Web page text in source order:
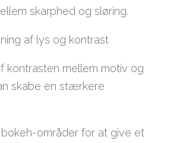
skarphed og sløring.
af lys og kontrast
kontrasten mellem motiv og
skabe en stærkere
bokeh-områder for at give et